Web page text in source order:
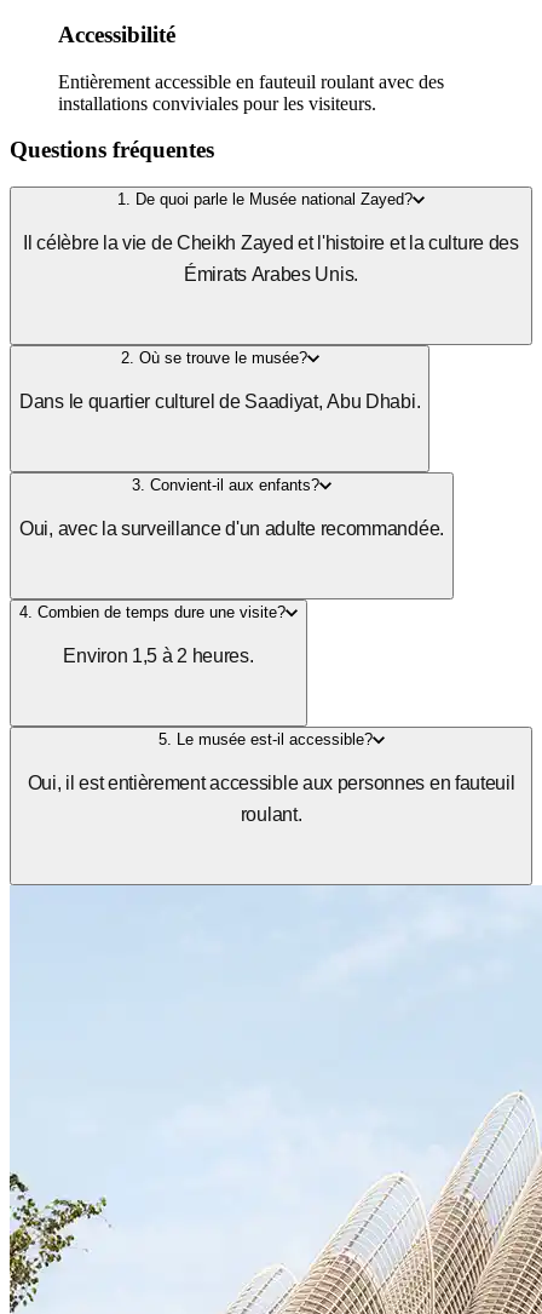
Accessibilité
Entièrement accessible en fauteuil roulant avec des
installations conviviales pour les visiteurs.
Questions fréquentes
1. De quoi parle le Musée national Zayed?
Il célèbre la vie de Cheikh Zayed et l'histoire et la culture des
Émirats Arabes Unis.
2. Où se trouve le musée?
Dans le quartier culturel de Saadiyat, Abu Dhabi.
3. Convient-il aux enfants?
Oui, avec la surveillance d'un adulte recommandée.
4. Combien de temps dure une visite?
Environ 1,5 à 2 heures.
5. Le musée est-il accessible?
Oui, il est entièrement accessible aux personnes en fauteuil
roulant.